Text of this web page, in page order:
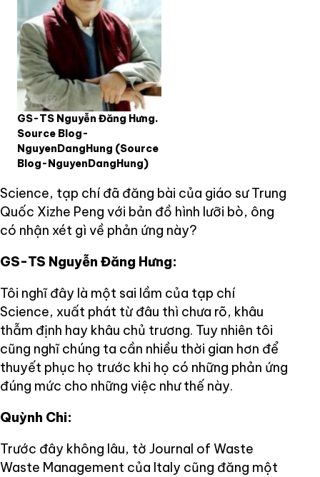
GS-TS Nguyễn Đăng Hưng.
Source Blog-
NguyenDangHung (Source
Blog-NguyenDangHung)
Science, tạp chí đã đăng bài của giáo sư Trung
Quốc Xizhe Peng với bản đồ hình lưỡi bò, ông
có nhận xét gì về phản ứng này?
GS-TS Nguyễn Đăng Hưng:
Tôi nghĩ đây là một sai lầm của tạp chí
Science, xuất phát từ đâu thì chưa rõ, khâu
thẫm định hay khâu chủ trương. Tuy nhiên tôi
cũng nghĩ chúng ta cần nhiều thời gian hơn để
thuyết phục họ trước khi họ có những phản ứng
đúng mức cho những việc như thế này.
Quỳnh Chi:
Trước đây không lâu, tờ Journal of Waste
Waste Management của Italy cũng đăng một